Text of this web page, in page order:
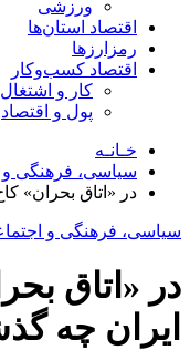
ورزشی
اقتصاد استان‌ها
رمزارزها
اقتصاد کسب‌و‌کار
کار و اشتغال
پول و اقتصاد
خـانـه
سیاسی، فرهنگی و
در «اتاق بحران»
سیاسی، فرهنگی و
در «اتاق
ایران چه